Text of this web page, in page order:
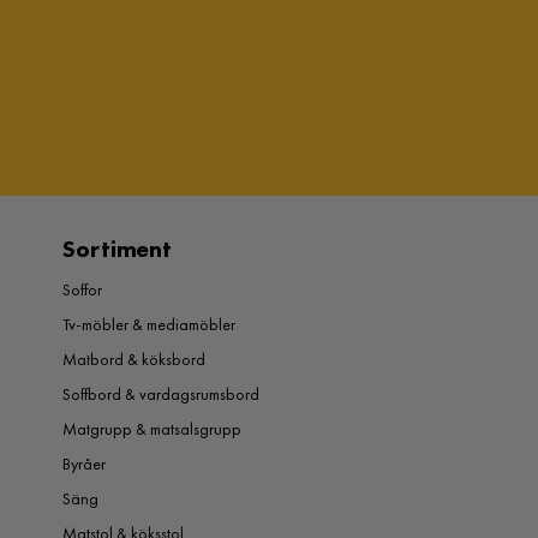
Sortiment
Soffor
Tv-möbler & mediamöbler
Matbord & köksbord
Soffbord & vardagsrumsbord
Matgrupp & matsalsgrupp
Byråer
Säng
Matstol & köksstol